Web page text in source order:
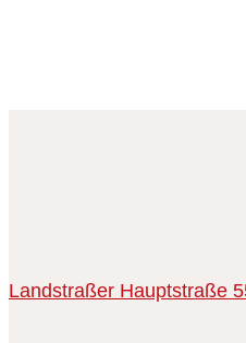
Landstraßer Hauptstraße